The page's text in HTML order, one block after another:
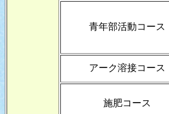
青年部活動コース
アーク溶接コース
施肥コース